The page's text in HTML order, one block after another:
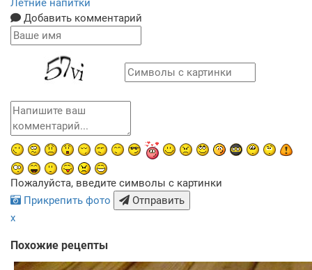
Летние напитки
Добавить комментарий
Пожалуйста, введите символы с картинки
Прикрепить фото
Отправить
x
Похожие рецепты